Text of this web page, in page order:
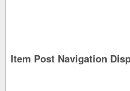
Item Post Navigation